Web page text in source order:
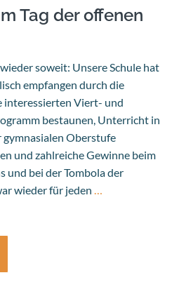
Tag der offenen
soweit: Unsere Schule hat
empfangen durch die
interessierten Viert- und
bestaunen, Unterricht in
gymnasialen Oberstufe
und zahlreiche Gewinne beim
und bei der Tombola der
wieder für jeden …